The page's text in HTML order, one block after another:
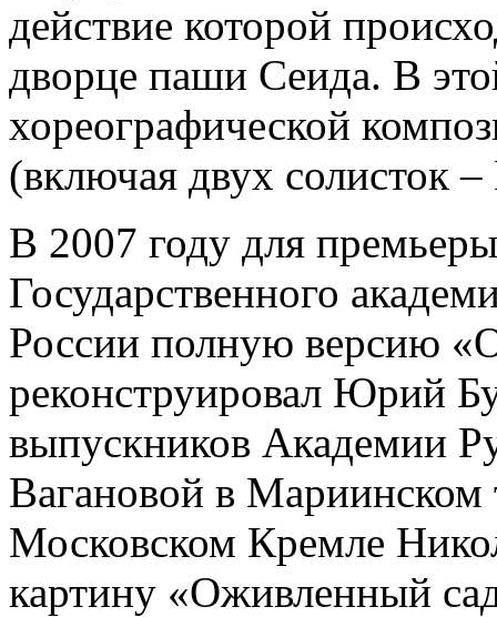
действие которой
дворце паши Сеида. В
хореографической
(включая двух солисток
В 2007 году для
Государственного
России полную версию
реконструировал Юрий
выпускников Академии
Вагановой в Мариинском
Московском Кремле
картину «Оживленный